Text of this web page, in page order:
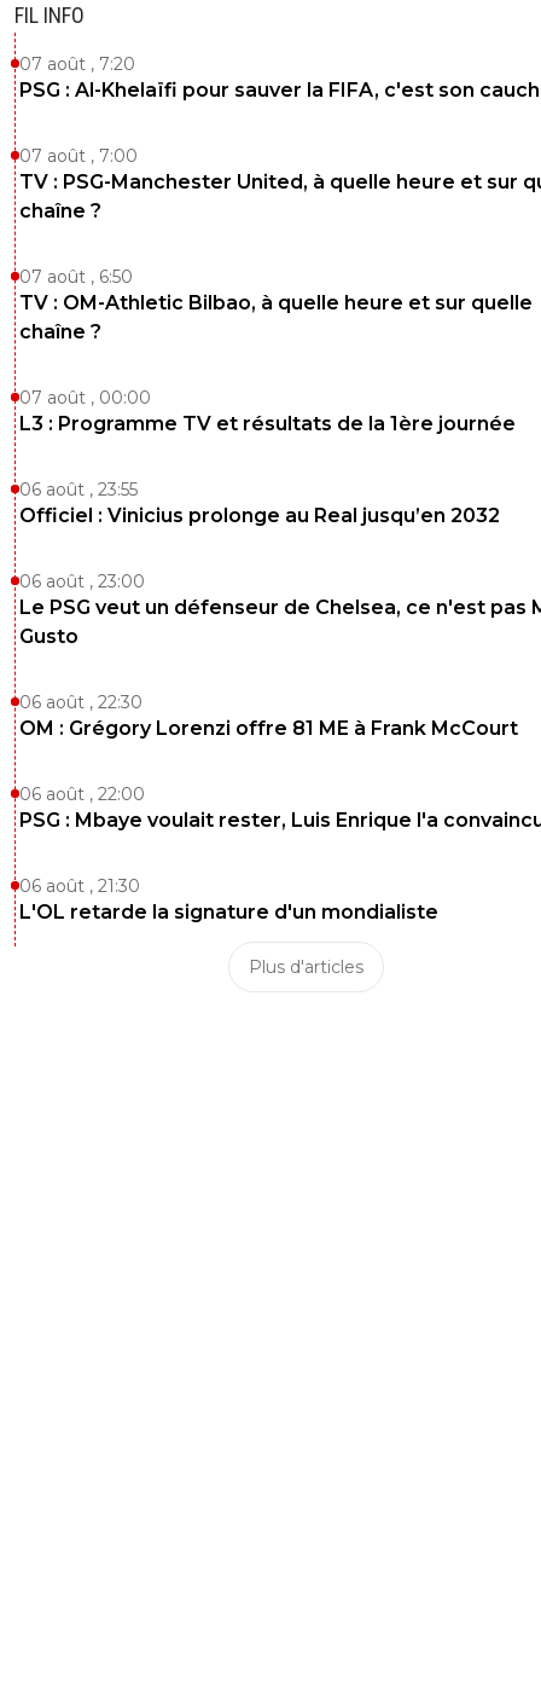
FIL INFO
07 août , 7:20
PSG : Al-Khelaïfi pour sauver la FIFA, c'est son
07 août , 7:00
TV : PSG-Manchester United, à quelle heure et sur
chaîne ?
07 août , 6:50
TV : OM-Athletic Bilbao, à quelle heure et sur quelle
chaîne ?
07 août , 00:00
L3 : Programme TV et résultats de la 1ère journée
06 août , 23:55
Officiel : Vinicius prolonge au Real jusqu’en 2032
06 août , 23:00
Le PSG veut un défenseur de Chelsea, ce n'est pas
Gusto
06 août , 22:30
OM : Grégory Lorenzi offre 81 ME à Frank McCourt
06 août , 22:00
PSG : Mbaye voulait rester, Luis Enrique l'a
06 août , 21:30
L'OL retarde la signature d'un mondialiste
Plus d'articles